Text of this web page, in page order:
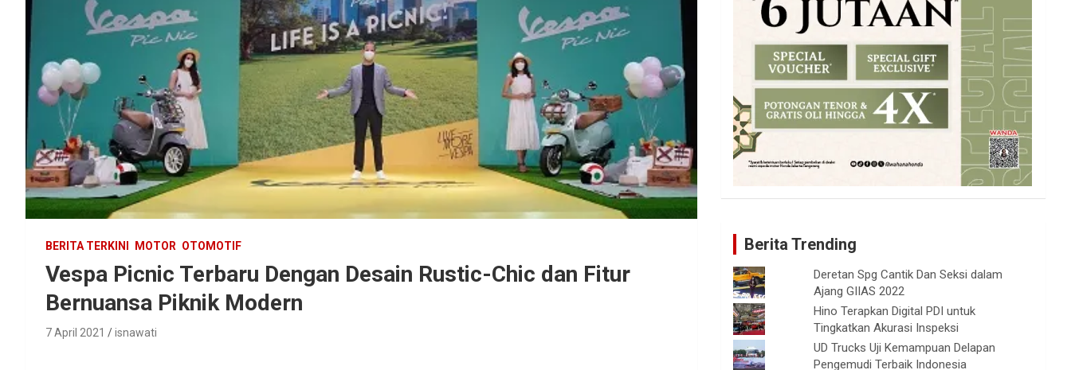
BERITA TERKINI MOTOR OTOMOTIF
Vespa Picnic Terbaru Dengan Desain Rustic-Chic dan Fitur
Bernuansa Piknik Modern
7 April 2021 isnawati
Berita Trending
Deretan Spg Cantik Dan Seksi dalam
Ajang GIIAS 2022
Hino Terapkan Digital PDI untuk
Tingkatkan Akurasi Inspeksi
UD Trucks Uji Kemampuan Delapan
Pengemudi Terbaik Indonesia